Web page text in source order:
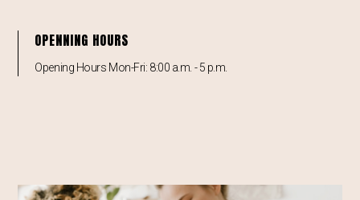
OPENNING HOURS
Opening Hours Mon-Fri: 8:00 a.m. - 5 p.m.